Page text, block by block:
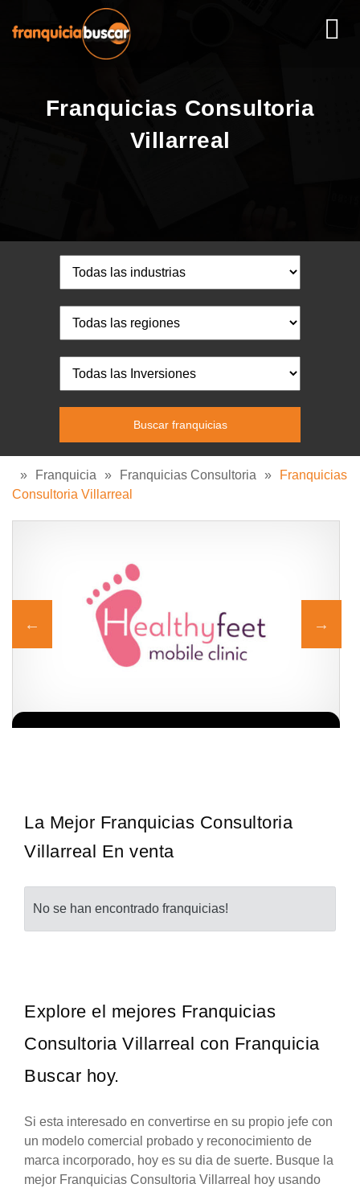
Franquicias Consultoria
Villarreal
» Franquicia » Franquicias Consultoria »
Franquicias
Consultoria Villarreal
La Mejor Franquicias Consultoria
Villarreal En venta
No se han encontrado franquicias!
Explore el mejores Franquicias
Consultoria Villarreal con Franquicia
Buscar hoy.
Si esta interesado en convertirse en su propio jefe con
un modelo comercial probado y reconocimiento de
marca incorporado, hoy es su dia de suerte. Busque la
mejor Franquicias Consultoria Villarreal hoy usando